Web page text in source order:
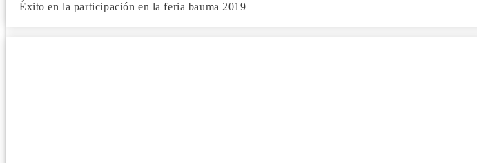
Éxito en la participación en la feria bauma 2019